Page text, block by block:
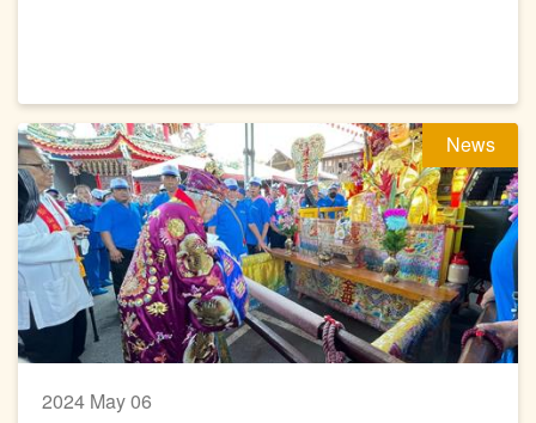
News
2024 May 06